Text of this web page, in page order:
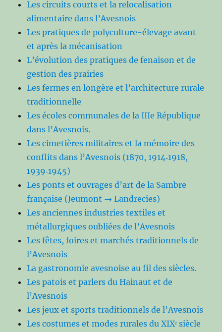
Les circuits courts et la relocalisation
alimentaire dans l’Avesnois
Les pratiques de polyculture-élevage avant
et après la mécanisation
L’évolution des pratiques de fenaison et de
gestion des prairies
Les fermes en longère et l’architecture rurale
traditionnelle
Les écoles communales de la IIIe République
dans l’Avesnois.
Les cimetières militaires et la mémoire des
conflits dans l’Avesnois (1870, 1914‑1918,
1939‑1945)
Les ponts et ouvrages d’art de la Sambre
française (Jeumont → Landrecies)
Les anciennes industries textiles et
métallurgiques oubliées de l’Avesnois
Les fêtes, foires et marchés traditionnels de
l’Avesnois
La gastronomie avesnoise au fil des siècles.
Les patois et parlers du Hainaut et de
l’Avesnois
Les jeux et sports traditionnels de l’Avesnois
Les costumes et modes rurales du XIXᵉ siècle